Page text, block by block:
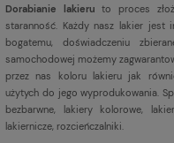
Dorabianie lakieru to proces
staranność. Każdy nasz lakier jest
bogatemu, doświadczeniu
samochodowej możemy
przez nas koloru lakieru jak
użytych do jego wyprodukowania.
bezbarwne, lakiery kolorowe,
lakiernicze, rozcieńczalniki.